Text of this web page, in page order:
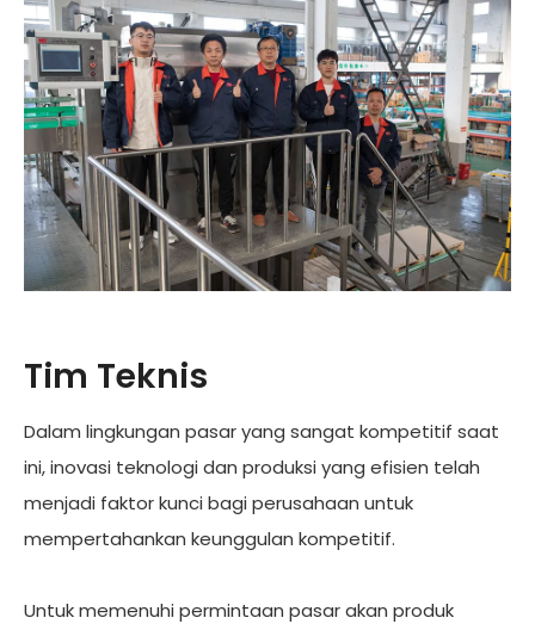
Tim Teknis
Dalam lingkungan pasar yang sangat kompetitif saat
ini, inovasi teknologi dan produksi yang efisien telah
menjadi faktor kunci bagi perusahaan untuk
mempertahankan keunggulan kompetitif.
Untuk memenuhi permintaan pasar akan produk